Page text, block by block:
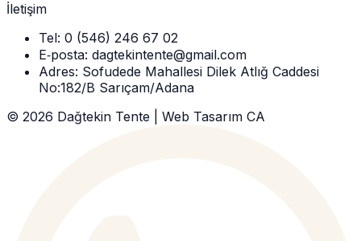
İletişim
Tel: 0 (546) 246 67 02
E‑posta: dagtekintente@gmail.com
Adres: Sofudede Mahallesi Dilek Atlığ Caddesi
No:182/B Sarıçam/Adana
© 2026 Dağtekin Tente | Web Tasarım CA